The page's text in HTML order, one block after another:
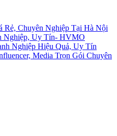
Chuyên Nghiệp Tại Hà Nội
Nghiệp, Uy Tín- HVMO
Nghiệp Hiệu Quả, Uy Tín
Media Trọn Gói Chuyên